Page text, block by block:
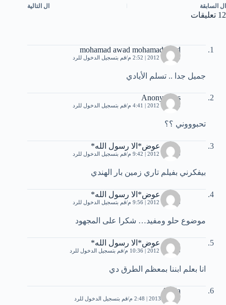
ال السابقة ال التالية
12 تعليقات
mohamad awad mohamadawad
8 أكتوبر، 2012 | 2:52 م قم بتسجيل الدخول للرد
جميل جدا .. تسلم الأيادي
Anonymous
8 أكتوبر، 2012 | 4:41 م قم بتسجيل الدخول للرد
تحبوووني ؟؟
ﻣﺤﻤﺪ ﻋﻮﺽ*ﺍﻻ ﺭﺳﻮﻝ ﺍﻟﻠﻪ*
8 أكتوبر، 2012 | 9:42 م قم بتسجيل الدخول للرد
بيفكرني بفيلم تاري زمين بار الهندي
ﻣﺤﻤﺪ ﻋﻮﺽ*ﺍﻻ ﺭﺳﻮﻝ ﺍﻟﻠﻪ*
8 أكتوبر، 2012 | 9:56 م قم بتسجيل الدخول للرد
موضوع حلو ومفيد… شكرا على المجهود
ﻣﺤﻤﺪ ﻋﻮﺽ*ﺍﻻ ﺭﺳﻮﻝ ﺍﻟﻠﻪ*
8 أكتوبر، 2012 | 10:36 م قم بتسجيل الدخول للرد
انا بعلم ابننا بمعظم الطرق دي
fathia
3 أبريل، 2013 | 2:48 م قم بتسجيل الدخول للرد